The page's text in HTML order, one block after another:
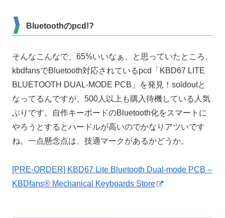
Bluetoothのpcd!?
そんなこんなで、65%いいなぁ、と思っていたところ、
kbdfansでBluetooth対応されているpcd「KBD67 LITE
BLUETOOTH DUAL-MODE PCB」を発見！soldoutと
なってるんですが、500人以上も購入待機している人気
ぶりです。自作キーボードのBluetooth化をスマートに
やろうとするとハードルが高いのでかなりアツいです
ね。一点懸念点は、技適マークがあるかどうか。
[PRE-ORDER] KBD67 Lite Bluetooth Dual-mode PCB –
KBDfans® Mechanical Keyboards Store